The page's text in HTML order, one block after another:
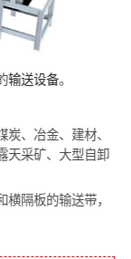
输送设备。
、冶金、建材、
天采矿、大型自卸
隔板的输送带，